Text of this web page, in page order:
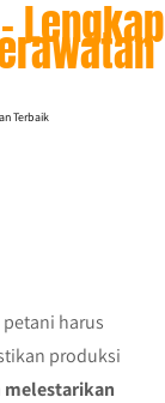
Lengkap
Terbaik
kering
harus
produksi
melestarikan